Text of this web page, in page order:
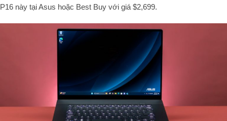
P16 này tại Asus hoặc Best Buy với giá $2,699.